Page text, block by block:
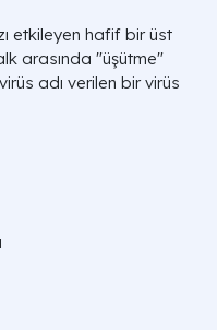
etkileyen hafif bir üst
arasında "üşütme"
adı verilen bir virüs